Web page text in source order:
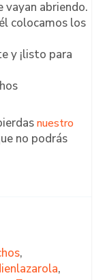
vayan abriendo.
colocamos los
y ¡listo para
nuestro
no podrás
,
,